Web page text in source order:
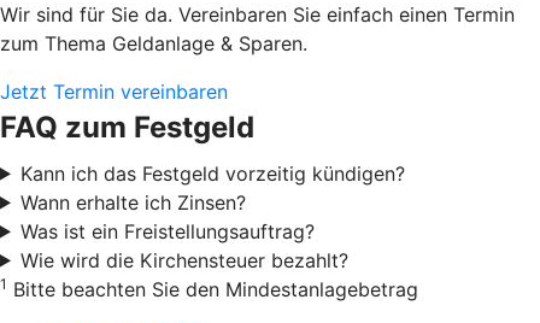
Wir sind für Sie da. Vereinbaren Sie einfach einen Termin
zum Thema Geldanlage & Sparen.
Jetzt Termin vereinbaren
FAQ zum Festgeld
Kann ich das Festgeld vorzeitig kündigen?
Wann erhalte ich Zinsen?
Was ist ein Freistellungsauftrag?
Wie wird die Kirchensteuer bezahlt?
1 Bitte beachten Sie den Mindestanlagebetrag